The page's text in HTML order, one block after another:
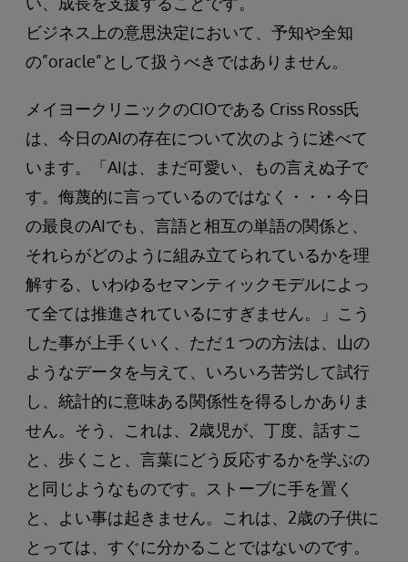
ビジネス上の意思決定において、予知や全知
の”oracle”として扱うべきではありません。
メイヨークリニックのCIOである Criss Ross氏
は、今日のAIの存在について次のように述べて
います。「AIは、まだ可愛い、もの言えぬ子で
す。侮蔑的に言っているのではなく・・・今日
の最良のAIでも、言語と相互の単語の関係と、
それらがどのように組み立てられているかを理
解する、いわゆるセマンティックモデルによっ
て全ては推進されているにすぎません。」こう
した事が上手くいく、ただ１つの方法は、山の
ようなデータを与えて、いろいろ苦労して試行
し、統計的に意味ある関係性を得るしかありま
せん。そう、これは、2歳児が、丁度、話すこ
と、歩くこと、言葉にどう反応するかを学ぶの
と同じようなものです。ストーブに手を置く
と、よい事は起きません。これは、2歳の子供に
とっては、すぐに分かることではないのです。